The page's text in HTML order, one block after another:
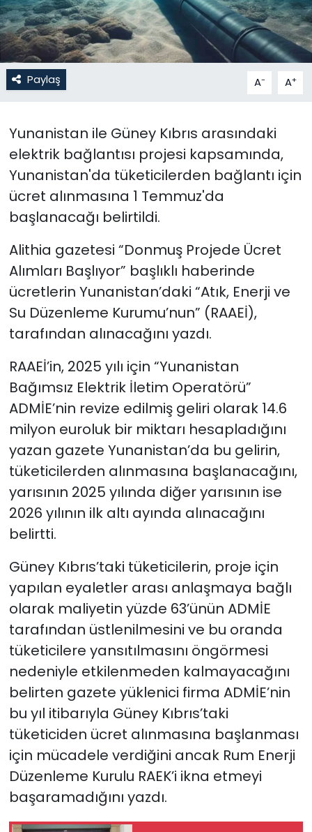
Paylaş A- A+
Yunanistan ile Güney Kıbrıs arasındaki
elektrik bağlantısı projesi kapsamında,
Yunanistan'da tüketicilerden bağlantı için
ücret alınmasına 1 Temmuz'da
başlanacağı belirtildi.
Alithia gazetesi “Donmuş Projede Ücret
Alımları Başlıyor” başlıklı haberinde
ücretlerin Yunanistan’daki “Atık, Enerji ve
Su Düzenleme Kurumu’nun” (RAAEİ),
tarafından alınacağını yazdı.
RAAEİ’in, 2025 yılı için “Yunanistan
Bağımsız Elektrik İletim Operatörü”
ADMİE’nin revize edilmiş geliri olarak 14.6
milyon euroluk bir miktarı hesapladığını
yazan gazete Yunanistan’da bu gelirin,
tüketicilerden alınmasına başlanacağını,
yarısının 2025 yılında diğer yarısının ise
2026 yılının ilk altı ayında alınacağını
belirtti.
Güney Kıbrıs’taki tüketicilerin, proje için
yapılan eyaletler arası anlaşmaya bağlı
olarak maliyetin yüzde 63’ünün ADMİE
tarafından üstlenilmesini ve bu oranda
tüketicilere yansıtılmasını öngörmesi
nedeniyle etkilenmeden kalmayacağını
belirten gazete yüklenici firma ADMİE’nin
bu yıl itibarıyla Güney Kıbrıs’taki
tüketiciden ücret alınmasına başlanması
için mücadele verdiğini ancak Rum Enerji
Düzenleme Kurulu RAEK’i ikna etmeyi
başaramadığını yazdı.
Nöbetçi Eczaneler
Otomobil Dünyası
Politika
SAĞLIK
Spor
Teknoloji
TÜRKiYE
Video Galeri
YAŞAM